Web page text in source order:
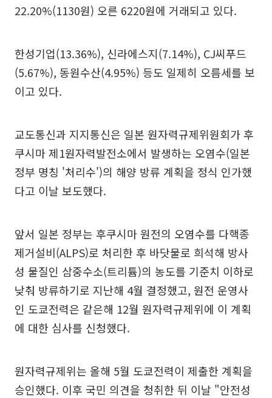
22.20%(1130원) 오른 6220원에 거래되고 있다.
한성기업(13.36%), 신라에스지(7.14%), CJ씨푸드
(5.67%), 동원수산(4.95%) 등도 일제히 오름세를 보
이고 있다.
교도통신과 지지통신은 일본 원자력규제위원회가 후
쿠시마 제1원자력발전소에서 발생하는 오염수(일본
정부 명칭 '처리수')의 해양 방류 계획을 정식 인가했
다고 이날 보도했다.
앞서 일본 정부는 후쿠시마 원전의 오염수를 다핵종
제거설비(ALPS)로 처리한 후 바닷물로 희석해 방사
성 물질인 삼중수소(트리튬)의 농도를 기준치 이하로
낮춰 방류하기로 지난해 4월 결정했고, 원전 운영사
인 도쿄전력은 같은해 12월 원자력규제위에 이 계획
에 대한 심사를 신청했다.
원자력규제위는 올해 5월 도쿄전력이 제출한 계획을
승인했다. 이후 국민 의견을 청취한 뒤 이날 "안전성